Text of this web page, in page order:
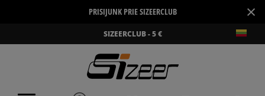
PRISIJUNK PRIE SIZEERCLUB ×
SIZEERCLUB - 5 €